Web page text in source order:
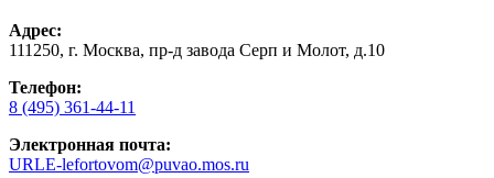
Адрес:
111250, г. Москва, пр-д завода Серп и Молот, д.10
Телефон:
8 (495) 361-44-11
Электронная почта:
URLE-lefortovom@puvao.mos.ru